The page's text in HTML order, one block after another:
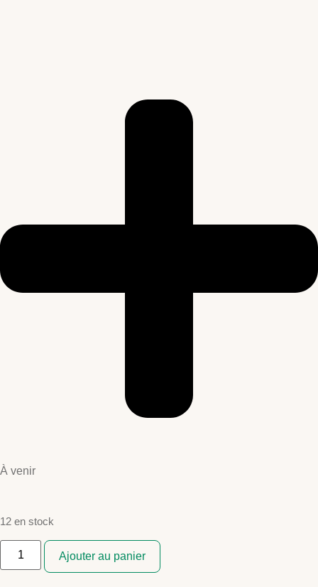
À venir
12 en stock
Ajouter au panier